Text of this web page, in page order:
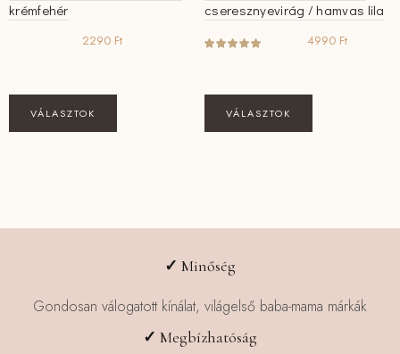
krémfehér
2290 Ft
VÁLASZTOK
a
változatok
termékoldalon
választhatók
cseresznyevirág / hamvas lila
4990 Ft
VÁLASZTOK
a
termékoldalon
✓ Minőség
Gondosan válogatott kínálat, világelső baba-mama márkák
✓ Megbízhatóság